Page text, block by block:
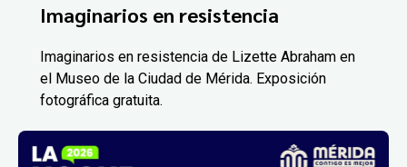
Imaginarios en resistencia
Imaginarios en resistencia de Lizette Abraham en
el Museo de la Ciudad de Mérida. Exposición
fotográfica gratuita.